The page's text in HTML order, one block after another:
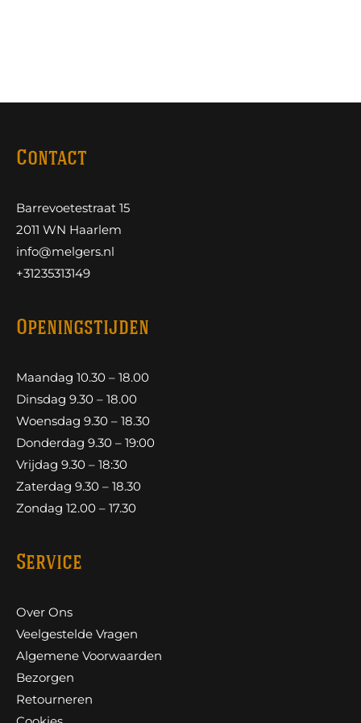
Contact
Barrevoetestraat 15
2011 WN Haarlem
info@melgers.nl
+31235313149
Openingstijden
Maandag 10.30 – 18.00
Dinsdag 9.30 – 18.00
Woensdag 9.30 – 18.30
Donderdag 9.30 – 19:00
Vrijdag 9.30 – 18:30
Zaterdag 9.30 – 18.30
Zondag 12.00 – 17.30
Service
Over Ons
Veelgestelde Vragen
Algemene Voorwaarden
Bezorgen
Retourneren